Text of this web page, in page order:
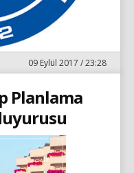
09 Eylül 2017 / 23:28
Planlama